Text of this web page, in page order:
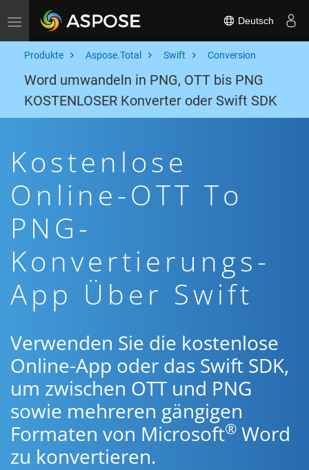
Toggle navigation Deutsch
Produkte Aspose.Total Swift Conversion
Word umwandeln in PNG, OTT bis PNG
KOSTENLOSER Konverter oder Swift SDK
Kostenlose
Online-OTT To
PNG-
Konvertierungs-
App Über Swift
Verwenden Sie die kostenlose
Online-App oder das Swift SDK,
um zwischen OTT und PNG
sowie mehreren gängigen
Formaten von Microsoft® Word
zu konvertieren.